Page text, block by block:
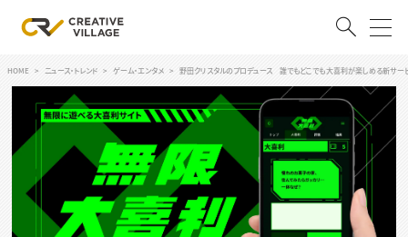
ACCOUNT
ログイン 会員登録
RECRUIT
クリエイター求人を探す
HOME ニュース・トレンド ゲーム・エンタメ 野田クリスタルのプロデュース 誰でもどこでも大喜利が楽しめる新サー